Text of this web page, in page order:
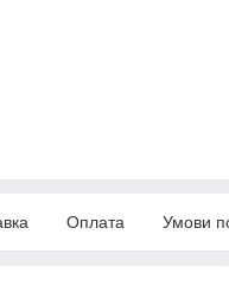
Оплата Умови